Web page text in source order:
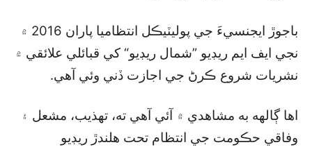
باجوڙ ايجنسيءَ جي پوليٽيڪل انتظاميا پاران 2016 ۾
نجي ايف ايم ريڊيو ”شمال ريڊيو“ کي قبائلي علائقي ۾
نشريات شروع ڪرڻ جي اجازت ڏني وئي آهي.
اها ڳالهه به مشاهدي ۾ آئي آهي ته، تهذيب، مشعل ۽
وفاقي حڪومت جي انتظام تحت هلندڙ ريڊيو